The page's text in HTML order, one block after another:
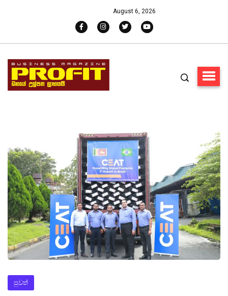
August 6, 2026
පුවත්